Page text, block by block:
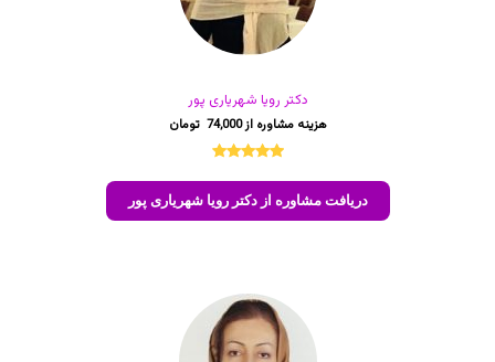
دکتر رویا شهریاری پور
74,000
5.00
دریافت مشاوره از دکتر رویا شهریاری پور